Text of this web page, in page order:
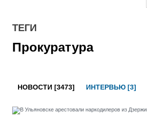
ТЕГИ
Прокуратура
НОВОСТИ [3473] ИНТЕРВЬЮ [3]